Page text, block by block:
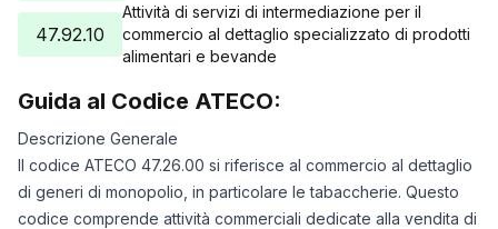
47.92.10
Attività di servizi di intermediazione per il
commercio al dettaglio specializzato di prodotti
alimentari e bevande
Guida al Codice ATECO:
Descrizione Generale
Il codice ATECO 47.26.00 si riferisce al commercio al dettaglio
di generi di monopolio, in particolare le tabaccherie. Questo
codice comprende attività commerciali dedicate alla vendita di